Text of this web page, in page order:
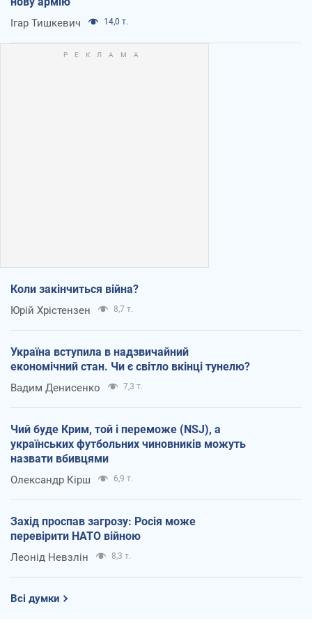
Ігар Тишкевич 14,0 т.
Коли закінчиться війна?
Юрій Хрістензен 8,7 т.
Україна вступила в надзвичайний
економічний стан. Чи є світло вкінці тунелю?
Вадим Денисенко 7,3 т.
Чий буде Крим, той і переможе (NSJ), а
українських футбольних чиновників можуть
назвати вбивцями
Олександр Кірш 6,9 т.
Захід проспав загрозу: Росія може
перевірити НАТО війною
Леонід Невзлін 8,3 т.
Всі думки